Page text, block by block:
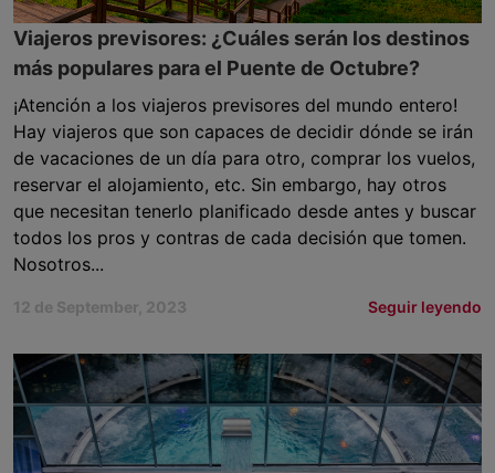
Viajeros previsores: ¿Cuáles serán los destinos
más populares para el Puente de Octubre?
¡Atención a los viajeros previsores del mundo entero!
Hay viajeros que son capaces de decidir dónde se irán
de vacaciones de un día para otro, comprar los vuelos,
reservar el alojamiento, etc. Sin embargo, hay otros
que necesitan tenerlo planificado desde antes y buscar
todos los pros y contras de cada decisión que tomen.
Nosotros...
12 de September, 2023 Seguir leyendo